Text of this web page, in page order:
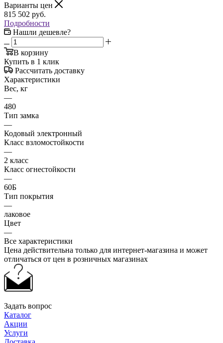
Варианты цен
815 502 руб.
Подробности
Нашли дешевле?
В корзину
Купить в 1 клик
Рассчитать доставку
Характеристики
Вес, кг
—
480
Тип замка
—
Кодовый электронный
Класс взломостойкости
—
2 класс
Класс огнестойкости
—
60Б
Тип покрытия
—
лаковое
Цвет
—
Все характеристики
Цена действительна только для интернет-магазина и может
отличаться от цен в розничных магазинах
Задать вопрос
Каталог
Акции
Услуги